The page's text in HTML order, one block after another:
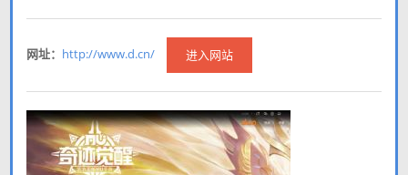
网址： http://www.d.cn/ 进入网站